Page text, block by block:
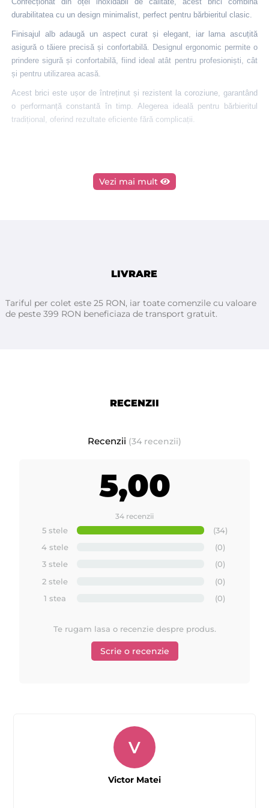
durabilitatea cu un design minimalist, perfect pentru bărbieritul clasic.
Finisajul alb adaugă un aspect curat și elegant, iar lama ascuțită
asigură o tăiere precisă și confortabilă. Designul ergonomic permite o
prindere sigură și confortabilă, fiind ideal atât pentru profesioniști, cât
și pentru utilizarea acasă.
Acest brici este ușor de întreținut și rezistent la coroziune, garantând
o performanță constantă în timp. Alegerea ideală pentru bărbieritul
tradițional, oferind rezultate eficiente fără complicații.
Vezi mai mult
LIVRARE
Tariful per colet este 25 RON, iar toate comenzile cu valoare
de peste 399 RON beneficiaza de transport gratuit.
RECENZII
Recenzii (34 recenzii)
5,00
34 recenzii
5 stele
(34)
4 stele
(0)
3 stele
(0)
2 stele
(0)
1 stea
(0)
Te rugam lasa o recenzie despre produs.
Scrie o recenzie
V
Victor Matei